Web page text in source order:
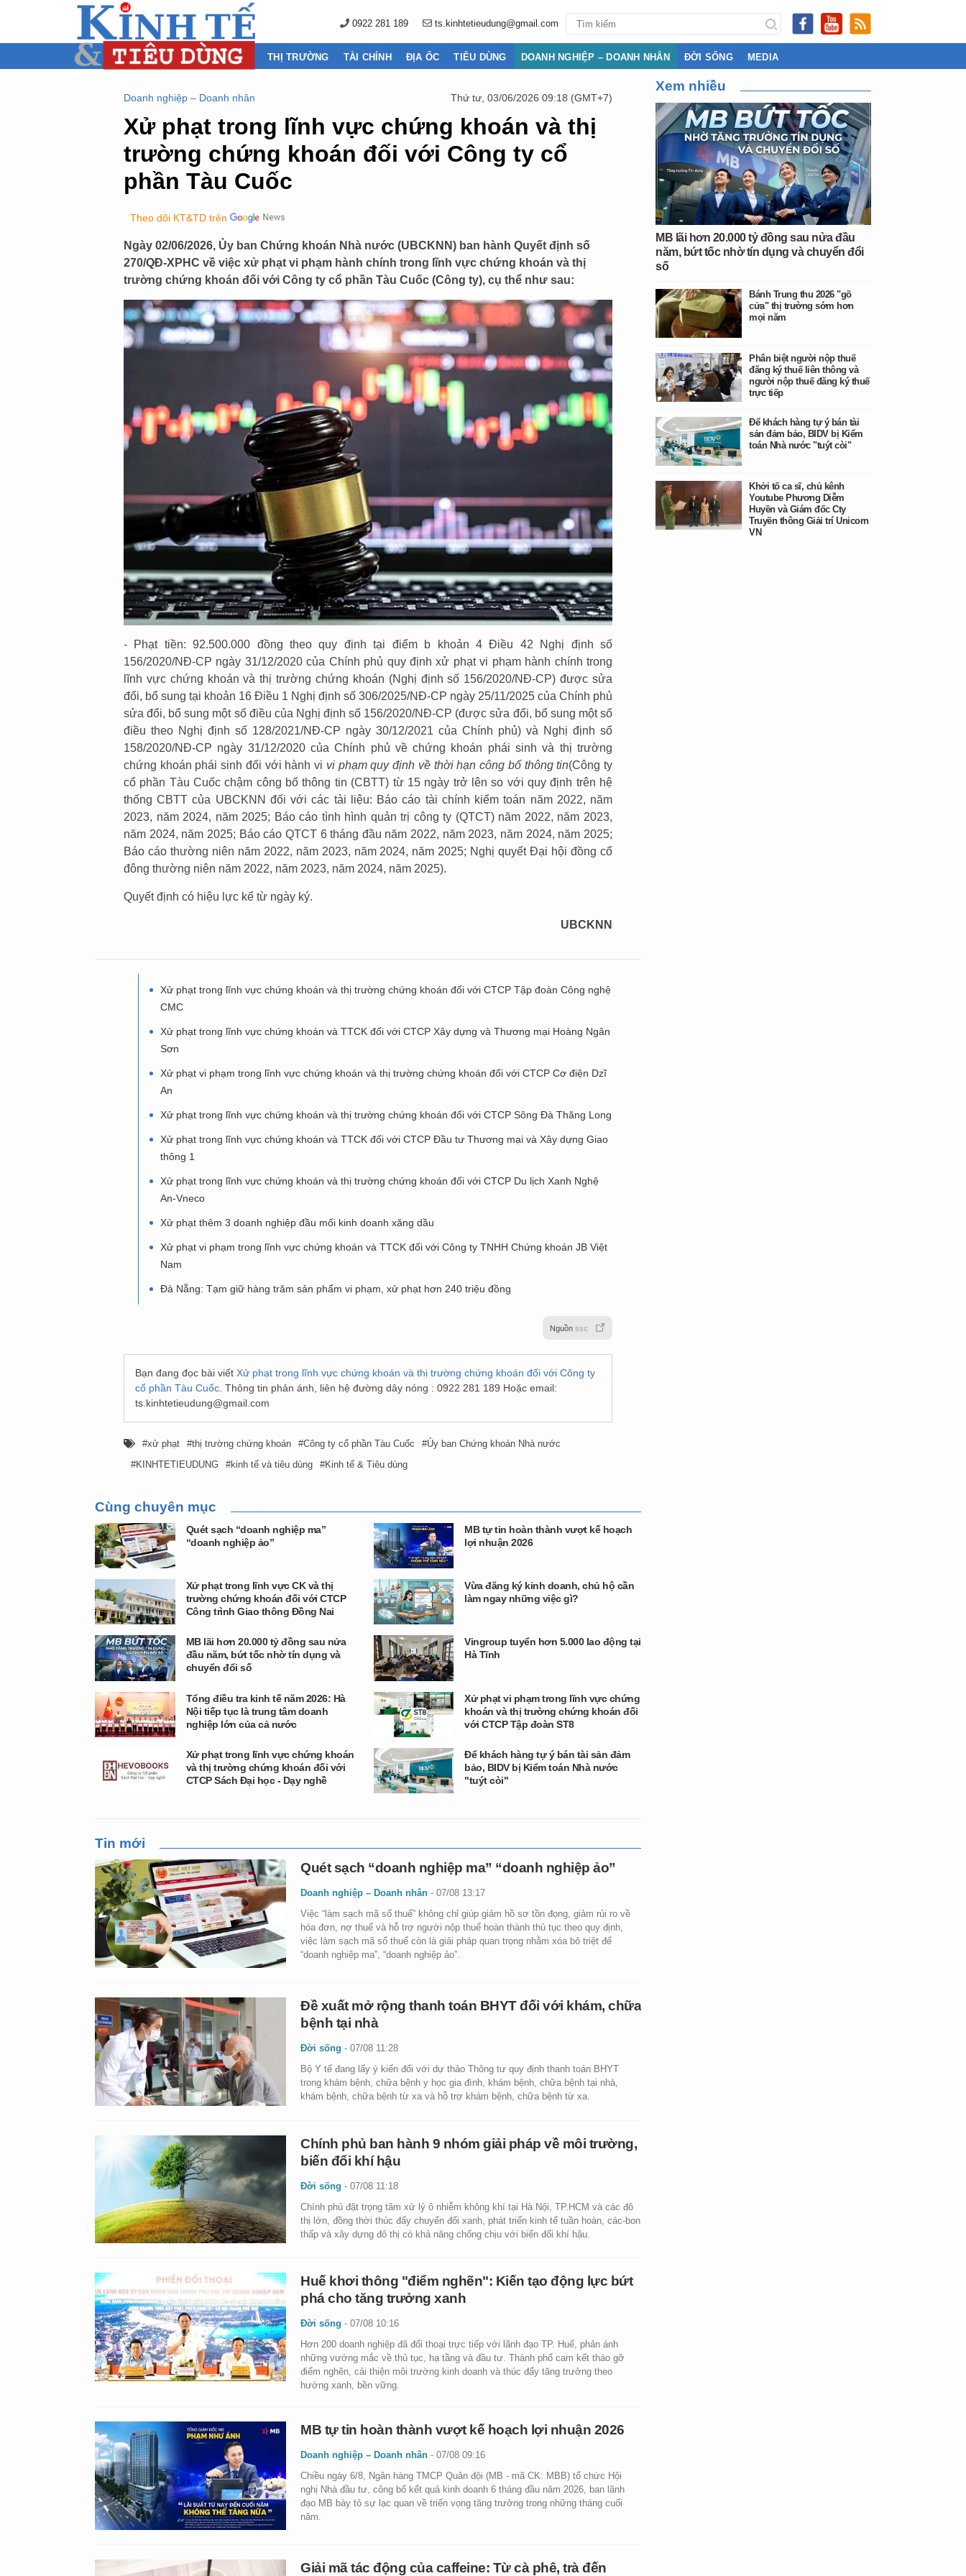
0922 281 189 ts.kinhtetieudung@gmail.com
THỊ TRƯỜNG TÀI CHÍNH ĐỊA ỐC TIÊU DÙNG DOANH NGHIỆP – DOANH NHÂN ĐỜI SỐNG MEDIA
Doanh nghiệp – Doanh nhân Thứ tư, 03/06/2026 09:18 (GMT+7)
Xử phạt trong lĩnh vực chứng khoán và thị
trường chứng khoán đối với Công ty cổ
phần Tàu Cuốc
Theo dõi KT&TD trên
Ngày 02/06/2026, Ủy ban Chứng khoán Nhà nước (UBCKNN) ban hành Quyết định số
270/QĐ-XPHC về việc xử phạt vi phạm hành chính trong lĩnh vực chứng khoán và thị
trường chứng khoán đối với Công ty cổ phần Tàu Cuốc (Công ty), cụ thể như sau:
- Phạt tiền: 92.500.000 đồngtheo quy định tại điểm b khoản 4 Điều 42 Nghị định số
156/2020/NĐ-CP ngày 31/12/2020 của Chính phủ quy định xử phạt vi phạm hành chính trong
lĩnh vực chứng khoán và thị trường chứng khoán (Nghị định số 156/2020/NĐ-CP) được sửa
đổi, bổ sung tại khoản 16 Điều 1 Nghị định số 306/2025/NĐ-CP ngày 25/11/2025 của Chính phủ
sửa đổi, bổ sung một số điều của Nghị định số 156/2020/NĐ-CP (được sửa đổi, bổ sung một số
điều theo Nghị định số 128/2021/NĐ-CP ngày 30/12/2021 của Chính phủ) và Nghị định số
158/2020/NĐ-CP ngày 31/12/2020 của Chính phủ về chứng khoán phái sinh và thị trường
chứng khoán phái sinh đối với hành vi vi phạm quy định về thời hạn công bố thông tin(Công ty
cổ phần Tàu Cuốc chậm công bố thông tin (CBTT) từ 15 ngày trở lên so với quy định trên hệ
thống CBTT của UBCKNN đối với các tài liệu: Báo cáo tài chính kiểm toán năm 2022, năm
2023, năm 2024, năm 2025; Báo cáo tình hình quản trị công ty (QTCT) năm 2022, năm 2023,
năm 2024, năm 2025; Báo cáo QTCT 6 tháng đầu năm 2022, năm 2023, năm 2024, năm 2025;
Báo cáo thường niên năm 2022, năm 2023, năm 2024, năm 2025; Nghị quyết Đại hội đồng cổ
đông thường niên năm 2022, năm 2023, năm 2024, năm 2025).
Quyết định có hiệu lực kể từ ngày ký.
UBCKNN
Xử phạt trong lĩnh vực chứng khoán và thị trường chứng khoán đối với CTCP Tập đoàn Công nghệ
CMC
Xử phạt trong lĩnh vực chứng khoán và TTCK đối với CTCP Xây dựng và Thương mại Hoàng Ngân
Sơn
Xử phạt vi phạm trong lĩnh vực chứng khoán và thị trường chứng khoán đối với CTCP Cơ điện Dzĩ
An
Xử phạt trong lĩnh vực chứng khoán và thị trường chứng khoán đối với CTCP Sông Đà Thăng Long
Xử phạt trong lĩnh vực chứng khoán và TTCK đối với CTCP Đầu tư Thương mại và Xây dựng Giao
thông 1
Xử phạt trong lĩnh vực chứng khoán và thị trường chứng khoán đối với CTCP Du lịch Xanh Nghệ
An-Vneco
Xử phạt thêm 3 doanh nghiệp đầu mối kinh doanh xăng dầu
Xử phạt vi phạm trong lĩnh vực chứng khoán và TTCK đối với Công ty TNHH Chứng khoán JB Việt
Nam
Đà Nẵng: Tạm giữ hàng trăm sản phẩm vi phạm, xử phạt hơn 240 triệu đồng
Nguồn ssc
Bạn đang đọc bài viết Xử phạt trong lĩnh vực chứng khoán và thị trường chứng khoán đối với Công ty
cổ phần Tàu Cuốc . Thông tin phản ánh, liên hệ đường dây nóng : 0922 281 189 Hoặc email:
ts.kinhtetieudung@gmail.com
xử phạt thị trường chứng khoán Công ty cổ phần Tàu Cuốc
Ủy ban Chứng khoán Nhà nước
KINHTETIEUDUNG
kinh tế và tiêu dùng Kinh tế & Tiêu dùng
Cùng chuyên mục
Quét sạch “doanh nghiệp ma”
“doanh nghiệp ảo”
MB tự tin hoàn thành vượt kế hoạch
lợi nhuận 2026
Xử phạt trong lĩnh vực CK và thị
trường chứng khoán đối với CTCP
Công trình Giao thông Đồng Nai
Vừa đăng ký kinh doanh, chủ hộ cần
làm ngay những việc gì?
MB lãi hơn 20.000 tỷ đồng sau nửa
đầu năm, bứt tốc nhờ tín dụng và
chuyển đổi số
Vingroup tuyển hơn 5.000 lao động tại
Hà Tĩnh
Tổng điều tra kinh tế năm 2026: Hà
Nội tiếp tục là trung tâm doanh
nghiệp lớn của cả nước
Xử phạt vi phạm trong lĩnh vực chứng
khoán và thị trường chứng khoán đối
với CTCP Tập đoàn ST8
Xử phạt trong lĩnh vực chứng khoán
và thị trường chứng khoán đối với
CTCP Sách Đại học - Dạy nghề
Để khách hàng tự ý bán tài sản đảm
bảo, BIDV bị Kiểm toán Nhà nước
"tuýt còi"
Tin mới
Quét sạch “doanh nghiệp ma” “doanh nghiệp ảo”
Doanh nghiệp – Doanh nhân -07/08 13:17
Việc “làm sạch mã số thuế” không chỉ giúp giảm hồ sơ tồn đọng, giảm rủi ro về
hóa đơn, nợ thuế và hỗ trợ người nộp thuế hoàn thành thủ tục theo quy định,
việc làm sạch mã số thuế còn là giải pháp quan trọng nhằm xóa bỏ triệt để
“doanh nghiệp ma”, “doanh nghiệp ảo”.
Đề xuất mở rộng thanh toán BHYT đối với khám, chữa
bệnh tại nhà
Đời sống -07/08 11:28
Bộ Y tế đang lấy ý kiến đối với dự thảo Thông tư quy định thanh toán BHYT
trong khám bệnh, chữa bệnh y học gia đình, khám bệnh, chữa bệnh tại nhà,
khám bệnh, chữa bệnh từ xa và hỗ trợ khám bệnh, chữa bệnh từ xa.
Chính phủ ban hành 9 nhóm giải pháp về môi trường,
biến đổi khí hậu
Đời sống -07/08 11:18
Chính phủ đặt trọng tâm xử lý ô nhiễm không khí tại Hà Nội, TP.HCM và các đô
thị lớn, đồng thời thúc đẩy chuyển đổi xanh, phát triển kinh tế tuần hoàn, các-bon
thấp và xây dựng đô thị có khả năng chống chịu với biến đổi khí hậu.
Huế khơi thông "điểm nghẽn": Kiến tạo động lực bứt
phá cho tăng trưởng xanh
Đời sống -07/08 10:16
Hơn 200 doanh nghiệp đã đối thoại trực tiếp với lãnh đạo TP. Huế, phản ánh
những vướng mắc về thủ tục, hạ tầng và đầu tư. Thành phố cam kết tháo gỡ
điểm nghẽn, cải thiện môi trường kinh doanh và thúc đẩy tăng trưởng theo
hướng xanh, bền vững.
MB tự tin hoàn thành vượt kế hoạch lợi nhuận 2026
Doanh nghiệp – Doanh nhân -07/08 09:16
Chiều ngày 6/8, Ngân hàng TMCP Quân đội (MB - mã CK: MBB) tổ chức Hội
nghị Nhà đầu tư, công bố kết quả kinh doanh 6 tháng đầu năm 2026, ban lãnh
đạo MB bày tỏ sự lạc quan về triển vọng tăng trưởng trong những tháng cuối
năm.
Giải mã tác động của caffeine: Từ cà phê, trà đến
Xem nhiều
MB lãi hơn 20.000 tỷ đồng sau nửa đầu
năm, bứt tốc nhờ tín dụng và chuyển đổi
số
Bánh Trung thu 2026 "gõ
cửa" thị trường sớm hơn
mọi năm
Phân biệt người nộp thuế
đăng ký thuế liên thông và
người nộp thuế đăng ký thuế
trực tiếp
Để khách hàng tự ý bán tài
sản đảm bảo, BIDV bị Kiểm
toán Nhà nước "tuýt còi"
Khởi tố ca sĩ, chủ kênh
Youtube Phương Diễm
Huyền và Giám đốc Cty
Truyền thông Giải trí Unicorn
VN